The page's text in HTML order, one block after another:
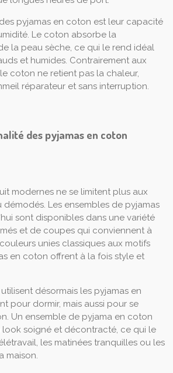
pyjamas en coton est leur capacité
Le coton absorbe la
la peau sèche, ce qui le rend idéal
et humides. Contrairement aux
coton ne retient pas la chaleur,
réparateur et sans interruption.
des pyjamas en coton
modernes ne se limitent plus aux
démodés. Les ensembles de pyjamas
sont disponibles dans une variété
et de coupes qui conviennent à
unies classiques aux motifs
en coton offrent à la fois style et
désormais les pyjamas en
pour dormir, mais aussi pour se
Un ensemble de pyjama en coton
soigné et décontracté, ce qui le
les matinées tranquilles ou les
maison.